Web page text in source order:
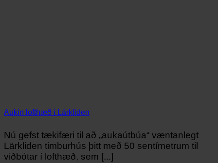
Aukin lofthæð í Lärkliden
Nú gefst tækifæri til að „aukaútbúa“ væntanlegt
Lärkliden timburhús þitt með 50 sentímetrum til
viðbótar í lofthæð, sem [...]